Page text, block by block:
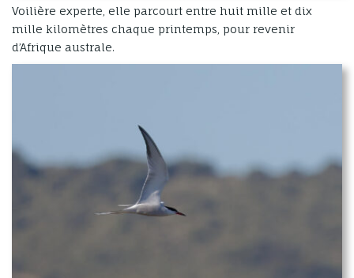
Voilière experte, elle parcourt entre huit mille et dix
mille kilomètres chaque printemps, pour revenir
d’Afrique australe.